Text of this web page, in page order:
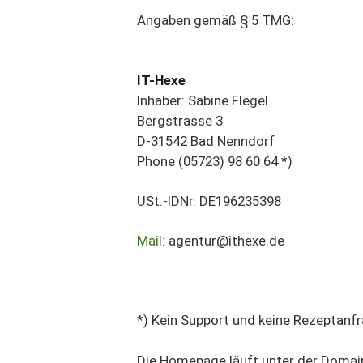
Angaben gemäß § 5 TMG:
IT-Hexe
Inhaber: Sabine Flegel
Bergstrasse 3
D-31542 Bad Nenndorf
Phone (05723) 98 60 64 *)
USt.-IDNr. DE196235398
Mail: agentur@ithexe.de
*) Kein Support und keine